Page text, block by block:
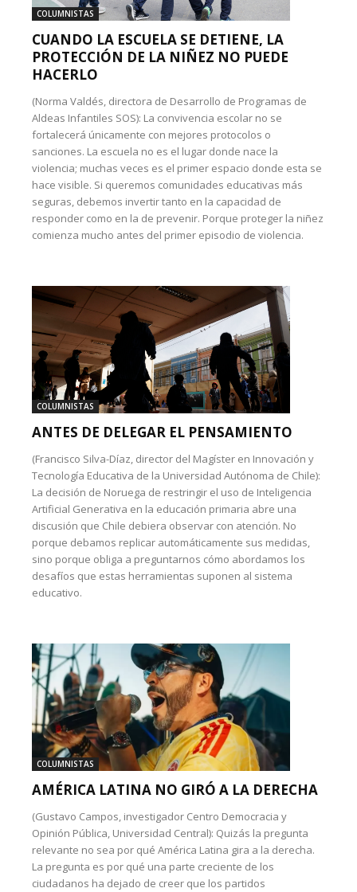
COLUMNISTAS
CUANDO LA ESCUELA SE DETIENE, LA
PROTECCIÓN DE LA NIÑEZ NO PUEDE
HACERLO
(Norma Valdés, directora de Desarrollo de Programas de
Aldeas Infantiles SOS): La convivencia escolar no se
fortalecerá únicamente con mejores protocolos o
sanciones. La escuela no es el lugar donde nace la
violencia; muchas veces es el primer espacio donde esta se
hace visible. Si queremos comunidades educativas más
seguras, debemos invertir tanto en la capacidad de
responder como en la de prevenir. Porque proteger la niñez
comienza mucho antes del primer episodio de violencia.
COLUMNISTAS
ANTES DE DELEGAR EL PENSAMIENTO
(Francisco Silva-Díaz, director del Magíster en Innovación y
Tecnología Educativa de la Universidad Autónoma de Chile):
La decisión de Noruega de restringir el uso de Inteligencia
Artificial Generativa en la educación primaria abre una
discusión que Chile debiera observar con atención. No
porque debamos replicar automáticamente sus medidas,
sino porque obliga a preguntarnos cómo abordamos los
desafíos que estas herramientas suponen al sistema
educativo.
COLUMNISTAS
AMÉRICA LATINA NO GIRÓ A LA DERECHA
(Gustavo Campos, investigador Centro Democracia y
Opinión Pública, Universidad Central): Quizás la pregunta
relevante no sea por qué América Latina gira a la derecha.
La pregunta es por qué una parte creciente de los
ciudadanos ha dejado de creer que los partidos